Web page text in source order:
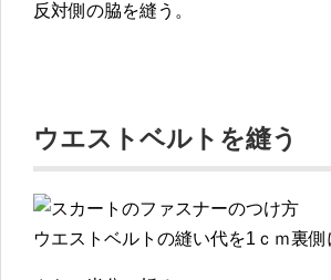
反対側の脇を縫う。
ウエストベルトを縫う
ウエストベルトの縫い代を1ｃｍ裏側